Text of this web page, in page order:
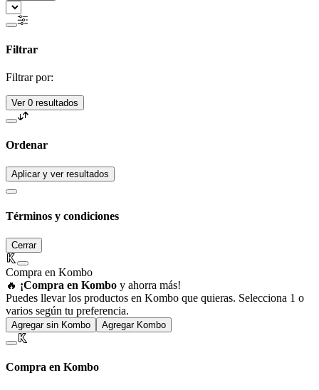
Filtrar
Filtrar por:
Ver 0 resultados
Ordenar
Aplicar y ver resultados
Términos y condiciones
Cerrar
Compra en Kombo
🔥 ¡Compra en Kombo y ahorra más!
Puedes llevar los productos en Kombo que quieras. Selecciona 1 o
varios según tu preferencia.
Agregar sin Kombo Agregar Kombo
Compra en Kombo